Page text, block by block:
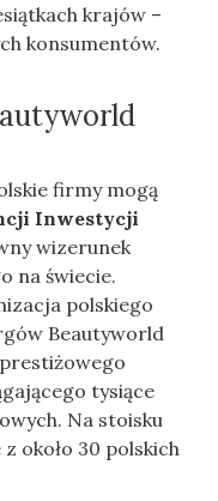
krajów –
konsumentów.
firmy mogą
Inwestycji
wizerunek
na świecie.
polskiego
Beautyworld
tysiące
Na stoisku
około 30 polskich